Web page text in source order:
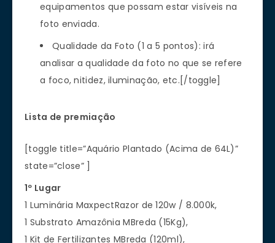
equipamentos que possam estar visíveis na
foto enviada.
Qualidade da Foto (1 a 5 pontos): irá
analisar a qualidade da foto no que se refere
a foco, nitidez, iluminação, etc.[/toggle]
Lista de premiação
[toggle title=”Aquário Plantado (Acima de 64L)”
state=”close” ]
1º Lugar
1 Luminária MaxpectRazor de 120w / 8.000k,
1 Substrato Amazônia MBreda (15Kg),
1 Kit de Fertilizantes MBreda (120ml),